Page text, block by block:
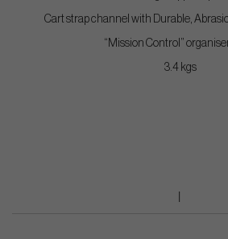
Cart strap channel with Durable,
“Mission Control”
3.4 kgs